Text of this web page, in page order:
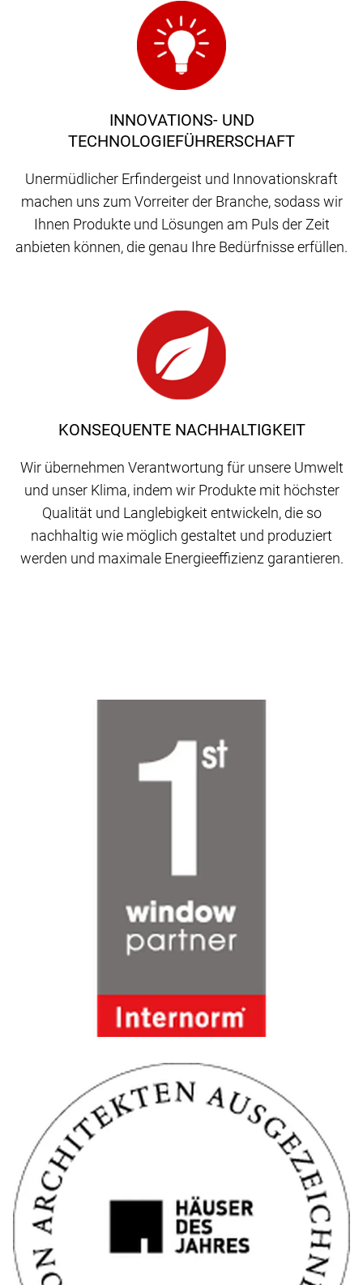
KONSEQUENTE NACHHALTIGKEIT
Wir übernehmen Verantwortung für unsere Umwelt
und unser Klima, indem wir Produkte mit höchster
Qualität und Langlebigkeit entwickeln, die so
nachhaltig wie möglich gestaltet und produziert
werden und maximale Energieeffizienz garantieren.
INNOVATIONS- UND
TECHNOLOGIEFÜHRERSCHAFT
Unermüdlicher Erfindergeist und Innovationskraft
machen uns zum Vorreiter der Branche, sodass wir
Ihnen Produkte und Lösungen am Puls der Zeit
anbieten können, die genau Ihre Bedürfnisse erfüllen.